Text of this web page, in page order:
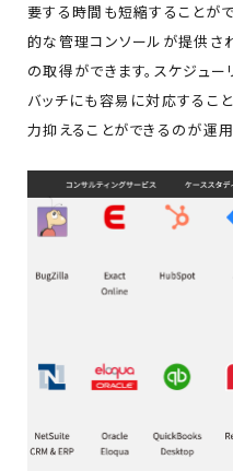
要する時間も短縮することが
的な管理コンソールが提供さ
の取得ができます。スケジュ
バッチにも容易に対応するこ
力抑えることができるのが運